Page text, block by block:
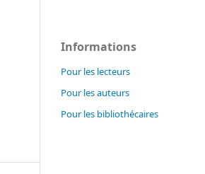
Informations
Pour les lecteurs
Pour les auteurs
Pour les bibliothécaires